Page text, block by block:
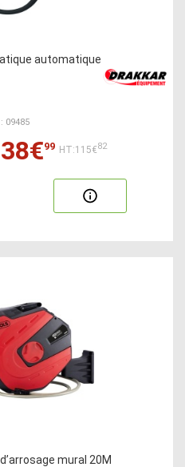
automatique
09485
99 HT:115€82
mural 20M